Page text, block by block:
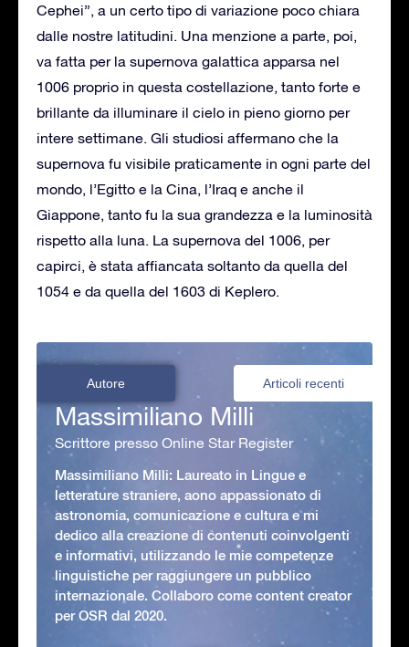
Cephei”, a un certo tipo di variazione poco chiara
dalle nostre latitudini. Una menzione a parte, poi,
va fatta per la supernova galattica apparsa nel
1006 proprio in questa costellazione, tanto forte e
brillante da illuminare il cielo in pieno giorno per
intere settimane. Gli studiosi affermano che la
supernova fu visibile praticamente in ogni parte del
mondo, l’Egitto e la Cina, l’Iraq e anche il
Giappone, tanto fu la sua grandezza e la luminosità
rispetto alla luna. La supernova del 1006, per
capirci, è stata affiancata soltanto da quella del
1054 e da quella del 1603 di Keplero.
Autore Articoli recenti
Massimiliano Milli
Scrittore presso Online Star Register
Massimiliano Milli: Laureato in Lingue e
letterature straniere, aono appassionato di
astronomia, comunicazione e cultura e mi
dedico alla creazione di contenuti coinvolgenti
e informativi, utilizzando le mie competenze
linguistiche per raggiungere un pubblico
internazionale. Collaboro come content creator
per OSR dal 2020.